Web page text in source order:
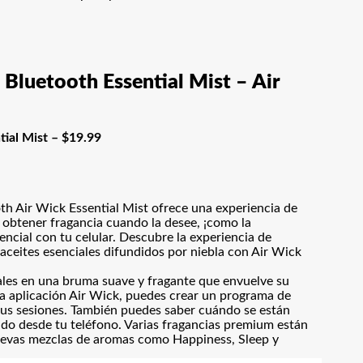
Essential Mist – Air
Mist – $19.99
Air Wick Essential Mist ofrece una experiencia de
fragancia cuando la desee, ¡como la
con tu celular. Descubre la experiencia de
esenciales difundidos por niebla con Air Wick
en una bruma suave y fragante que envuelve su
aplicación Air Wick, puedes crear un programa de
sesiones. También puedes saber cuándo se están
desde tu teléfono. Varias fragancias premium están
mezclas de aromas como Happiness, Sleep y